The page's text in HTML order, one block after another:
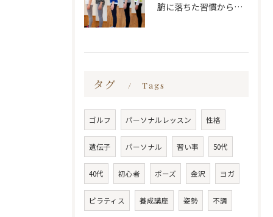
腑に落ちた習慣から変わる
タグ Tags
ゴルフ パーソナルレッスン 性格
遺伝子 パーソナル 習い事 50代
40代 初心者 ポーズ 金沢 ヨガ
ピラティス 養成講座 姿勢 不調